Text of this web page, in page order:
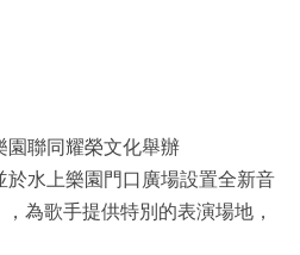
園聯同耀榮文化舉辦
於水上樂園門口廣場設置全新音
為歌手提供特別的表演場地，